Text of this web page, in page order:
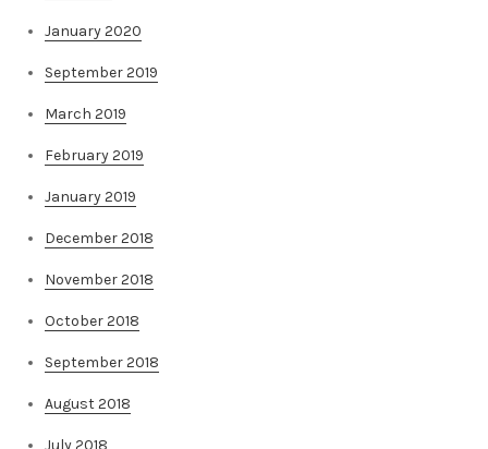
January 2020
September 2019
March 2019
February 2019
January 2019
December 2018
November 2018
October 2018
September 2018
August 2018
July 2018